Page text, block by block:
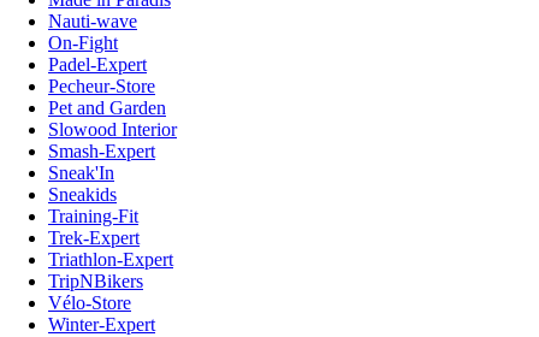
Nauti-wave
On-Fight
Padel-Expert
Pecheur-Store
Pet and Garden
Slowood Interior
Smash-Expert
Sneak'In
Sneakids
Training-Fit
Trek-Expert
Triathlon-Expert
TripNBikers
Vélo-Store
Winter-Expert